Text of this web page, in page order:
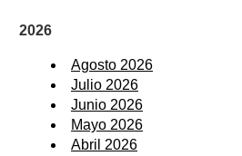
2026
Agosto 2026
Julio 2026
Junio 2026
Mayo 2026
Abril 2026